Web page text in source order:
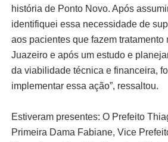
história de Ponto Novo. Após
identifiquei essa necessidade de
aos pacientes que fazem tratamento
Juazeiro e após um estudo e
da viabilidade técnica e financeira,
implementar essa ação”, ressaltou.
Estiveram presentes: O Prefeito
Primeira Dama Fabiane, Vice